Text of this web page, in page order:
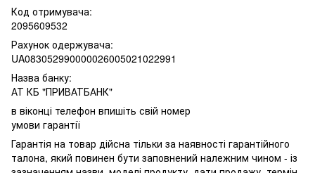
Код отримувача:
2095609532
Рахунок одержувача:
UA083052990000026005021022991
Назва банку:
АТ КБ "ПРИВАТБАНК"
в віконці телефон впишіть свій номер
умови гарантії
Гарантія на товар дійсна тільки за наявності гарантійного
талона, який повинен бути заповнений належним чином - із